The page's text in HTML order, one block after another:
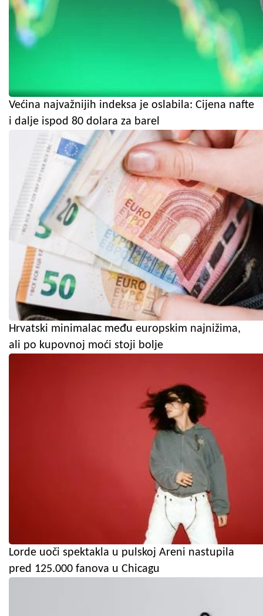
Većina najvažnijih indeksa je oslabila: Cijena nafte
i dalje ispod 80 dolara za barel
Hrvatski minimalac među europskim najnižima,
ali po kupovnoj moći stoji bolje
Lorde uoči spektakla u pulskoj Areni nastupila
pred 125.000 fanova u Chicagu